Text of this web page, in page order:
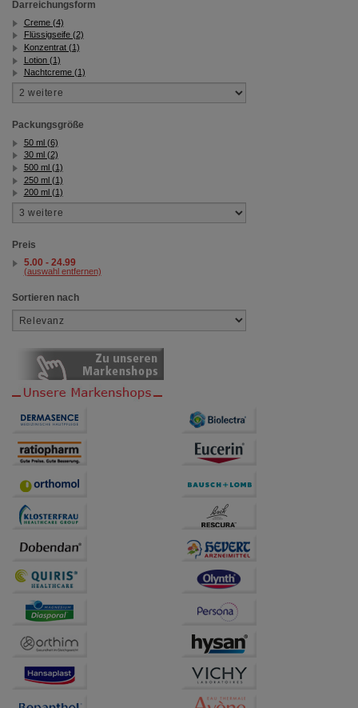
übertragen werden.
Darreichungsform
Creme (4)
Flüssigseife (2)
Konzentrat (1)
Lotion (1)
Nachtcreme (1)
Packungsgröße
50 ml (6)
30 ml (2)
500 ml (1)
250 ml (1)
200 ml (1)
Preis
5.00 - 24.99
(auswahl entfernen)
Sortieren nach